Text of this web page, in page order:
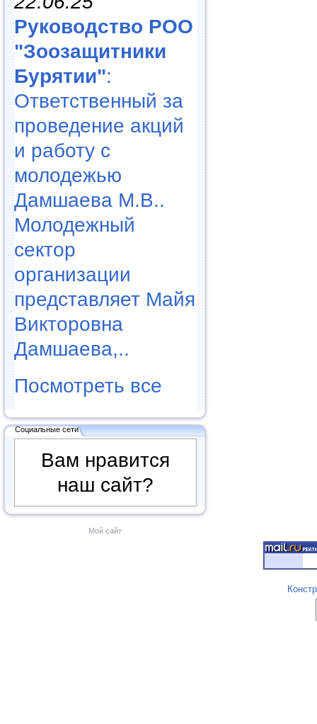
Руководство РОО
"Зоозащитники
Бурятии":
Ответственный за
проведение акций
и работу с
молодежью
Дамшаева М.В..
Молодежный
сектор
организации
представляет Майя
Викторовна
Дамшаева,..
Посмотреть все
Социальные сети
Вам нравится
наш сайт?
Мой сайт